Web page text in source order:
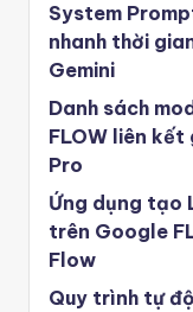
System
nhanh thời
Gemini
Danh sách
FLOW liên kết
Pro
Ứng dụng tạo
trên Google
Flow
Quy trình tự